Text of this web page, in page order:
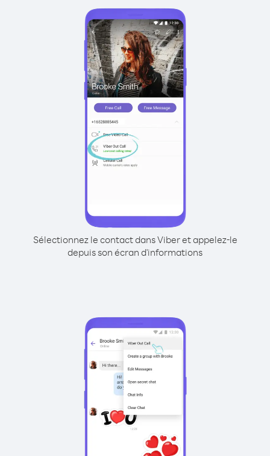
Sélectionnez le contact dans Viber et appelez-le
depuis son écran d'informations